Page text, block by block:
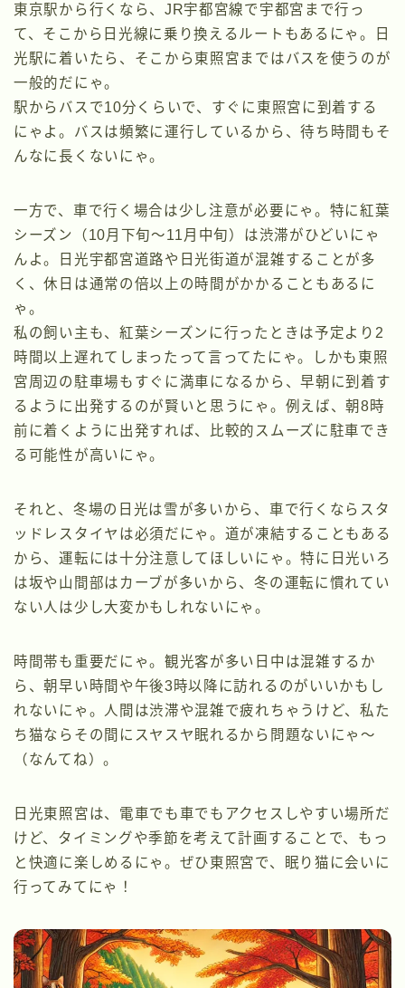
東京駅から行くなら、JR宇都宮線で宇都宮まで行っ
て、そこから日光線に乗り換えるルートもあるにゃ。日
光駅に着いたら、そこから東照宮まではバスを使うのが
一般的だにゃ。
駅からバスで10分くらいで、すぐに東照宮に到着する
にゃよ。バスは頻繁に運行しているから、待ち時間もそ
んなに長くないにゃ。
一方で、車で行く場合は少し注意が必要にゃ。特に紅葉
シーズン（10月下旬～11月中旬）は渋滞がひどいにゃ
んよ。日光宇都宮道路や日光街道が混雑することが多
く、休日は通常の倍以上の時間がかかることもあるに
ゃ。
私の飼い主も、紅葉シーズンに行ったときは予定より2
時間以上遅れてしまったって言ってたにゃ。しかも東照
宮周辺の駐車場もすぐに満車になるから、早朝に到着す
るように出発するのが賢いと思うにゃ。例えば、朝8時
前に着くように出発すれば、比較的スムーズに駐車でき
る可能性が高いにゃ。
それと、冬場の日光は雪が多いから、車で行くならスタ
ッドレスタイヤは必須だにゃ。道が凍結することもある
から、運転には十分注意してほしいにゃ。特に日光いろ
は坂や山間部はカーブが多いから、冬の運転に慣れてい
ない人は少し大変かもしれないにゃ。
時間帯も重要だにゃ。観光客が多い日中は混雑するか
ら、朝早い時間や午後3時以降に訪れるのがいいかもし
れないにゃ。人間は渋滞や混雑で疲れちゃうけど、私た
ち猫ならその間にスヤスヤ眠れるから問題ないにゃ～
（なんてね）。
日光東照宮は、電車でも車でもアクセスしやすい場所だ
けど、タイミングや季節を考えて計画することで、もっ
と快適に楽しめるにゃ。ぜひ東照宮で、眠り猫に会いに
行ってみてにゃ！